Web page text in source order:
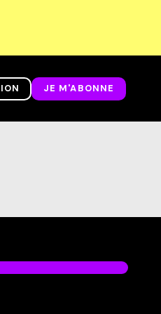
JE M'ABONNE